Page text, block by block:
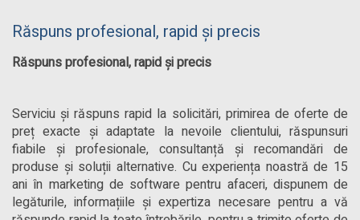
Răspuns profesional, rapid și precis
Răspuns profesional, rapid și precis
Serviciu și răspuns rapid la solicitări, primirea de oferte de
preț exacte și adaptate la nevoile clientului, răspunsuri
fiabile și profesionale, consultanță și recomandări de
produse și soluții alternative. Cu experiența noastră de 15
ani în marketing de software pentru afaceri, dispunem de
legăturile, informațiile și expertiza necesare pentru a vă